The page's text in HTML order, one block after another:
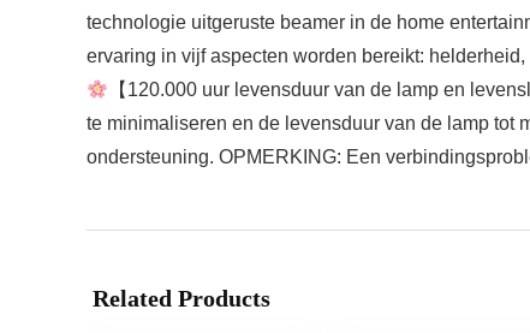
technologie uitgeruste beamer in de home
ervaring in vijf aspecten worden bereikt:
【120.000 uur levensduur van de lamp en
te minimaliseren en de levensduur van de lamp tot
ondersteuning. OPMERKING: Een
Related Products